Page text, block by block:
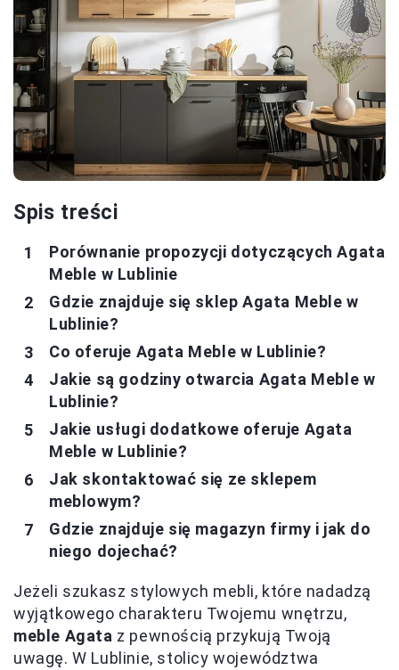
Spis treści
Porównanie propozycji dotyczących Agata
Meble w Lublinie
Gdzie znajduje się sklep Agata Meble w
Lublinie?
Co oferuje Agata Meble w Lublinie?
Jakie są godziny otwarcia Agata Meble w
Lublinie?
Jakie usługi dodatkowe oferuje Agata
Meble w Lublinie?
Jak skontaktować się ze sklepem
meblowym?
Gdzie znajduje się magazyn firmy i jak do
niego dojechać?
Jeżeli szukasz stylowych mebli, które nadadzą
wyjątkowego charakteru Twojemu wnętrzu,
meble Agata z pewnością przykują Twoją
uwagę. W Lublinie, stolicy województwa